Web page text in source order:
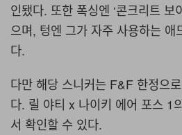
인됐다. 또한 폭싱엔 ‘콘크리트 보
으며, 텅엔 그가 자주 사용하는 애
다.
다만 해당 스니커는 F&F 한정으
다. 릴 야티 x 나이키 에어 포스 1
서 확인할 수 있다.